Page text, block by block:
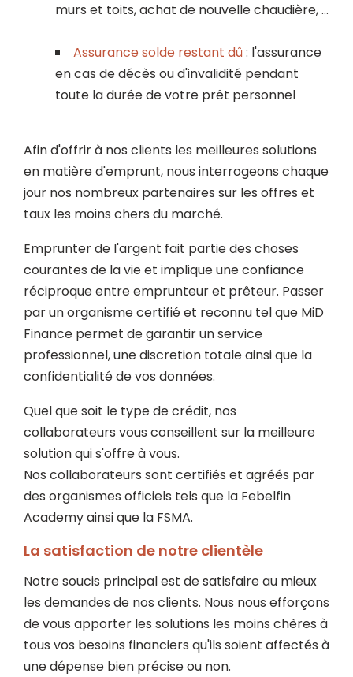
murs et toits, achat de nouvelle chaudière, ...
Assurance solde restant dû: l'assurance
en cas de décès ou d'invalidité pendant
toute la durée de votre prêt personnel
Afin d'offrir à nos clients les meilleures solutions
en matière d'emprunt, nous interrogeons chaque
jour nos nombreux partenaires sur les offres et
taux les moins chers du marché.
Emprunter de l'argent fait partie des choses
courantes de la vie et implique une confiance
réciproque entre emprunteur et prêteur. Passer
par un organisme certifié et reconnu tel que MiD
Finance permet de garantir un service
professionnel, une discretion totale ainsi que la
confidentialité de vos données.
Quel que soit le type de crédit, nos
collaborateurs vous conseillent sur la meilleure
solution qui s'offre à vous.
Nos collaborateurs sont certifiés et agréés par
des organismes officiels tels que la Febelfin
Academy ainsi que la FSMA.
La satisfaction de notre clientèle
Notre soucis principal est de satisfaire au mieux
les demandes de nos clients. Nous nous efforçons
de vous apporter les solutions les moins chères à
tous vos besoins financiers qu'ils soient affectés à
une dépense bien précise ou non.